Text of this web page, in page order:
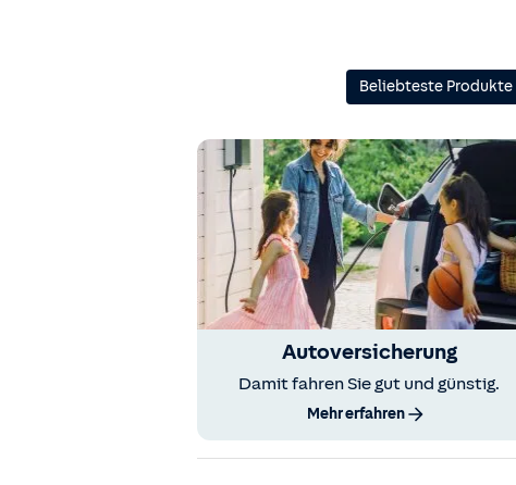
Beliebteste Produkte
Autoversicherung
Damit fahren Sie gut und günstig.
Mehr erfahren